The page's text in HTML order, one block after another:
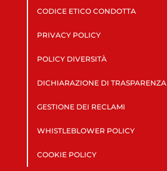
CODICE ETICO CONDOTTA
PRIVACY POLICY
POLICY DIVERSITÀ
DICHIARAZIONE DI TRASPARENZA
GESTIONE DEI RECLAMI
WHISTLEBLOWER POLICY
COOKIE POLICY